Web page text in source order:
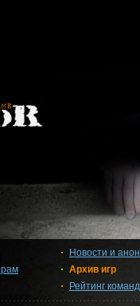
Новости и
Архив игр
Рейтинг команд